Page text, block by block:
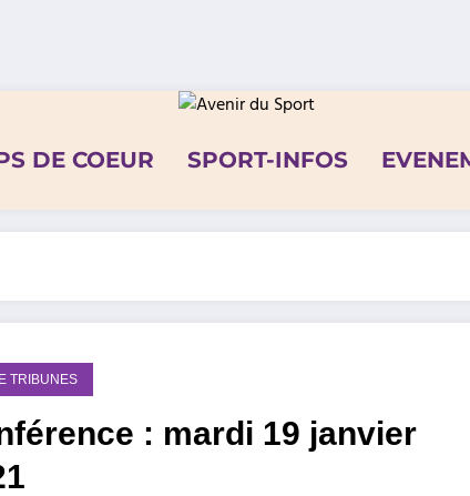
DE COEUR SPORT-INFOS
TRIBUNES
: mardi 19 janvier